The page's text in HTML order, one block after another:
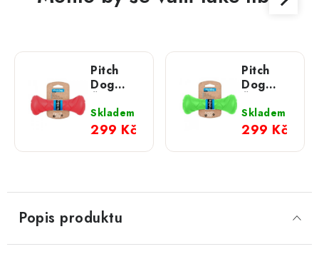
Pitch
Dog
pro psy;
růžová
Skladem
299 Kč
Pitch
Dog
pro psy;
zelená
Skladem
299 Kč
Popis produktu